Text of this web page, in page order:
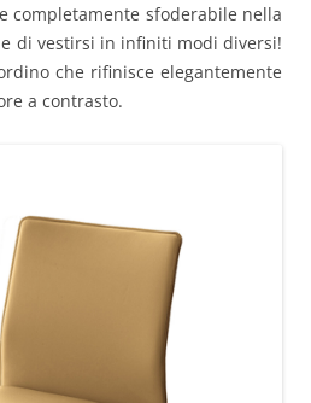
completamente sfoderabile nella
di vestirsi in infiniti modi diversi!
che rifinisce elegantemente
a contrasto.